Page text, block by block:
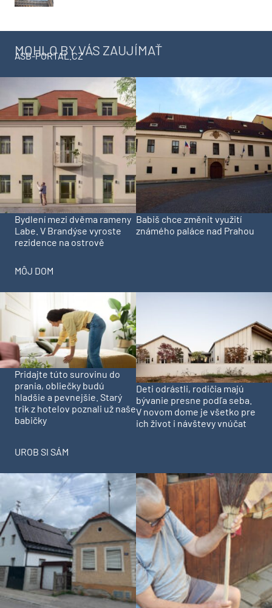
MOHLO BY VÁS ZAUJÍMAŤ
ASB-PORTAL.CZ
Bydlení mezi dvěma rameny
Labe. V Brandýse vyroste
rezidence na ostrově
Babiš chce změnit využití
známého paláce nad Prahou
MÔJ DOM
Pridajte túto surovinu do
prania, obliečky budú
hladšie a pevnejšie. Starý
trik z hotelov poznali už naše
babičky
Deti odrástli, rodičia majú
bývanie presne podľa seba.
V novom dome je všetko pre
ich život i návštevy vnúčat
UROB SI SÁM